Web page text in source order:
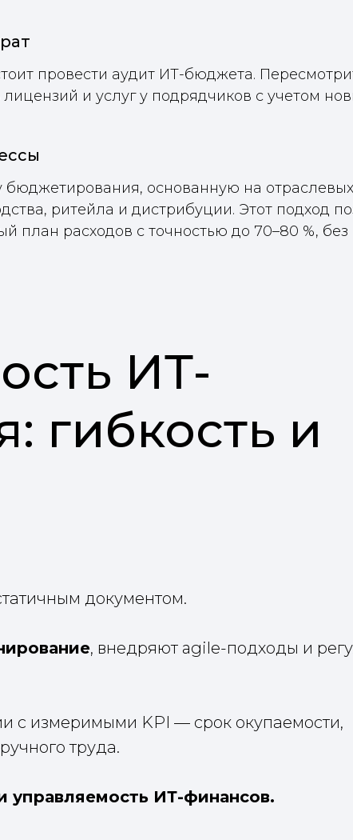
провести аудит ИТ-бюджета.
лицензий и услуг у подрядчиков с учетом
бюджетирования, основанную на
ритейла и дистрибуции. Этот подход
план расходов с точностью до 70–80 %, без
ИТ-
гибкость и
документом.
, внедряют agile-подходы и
с измеримыми KPI — срок окупаемости,
труда.
управляемость ИТ-финансов.